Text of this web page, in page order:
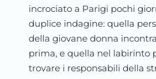
incrociato a Parigi pochi
duplice indagine: quella
della giovane donna
prima, e quella nel labirinto
trovare i responsabili della